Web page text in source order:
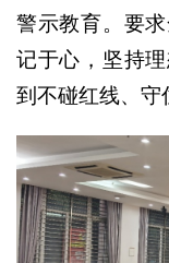
警示教育。要
记于心，坚持
到不碰红线、守